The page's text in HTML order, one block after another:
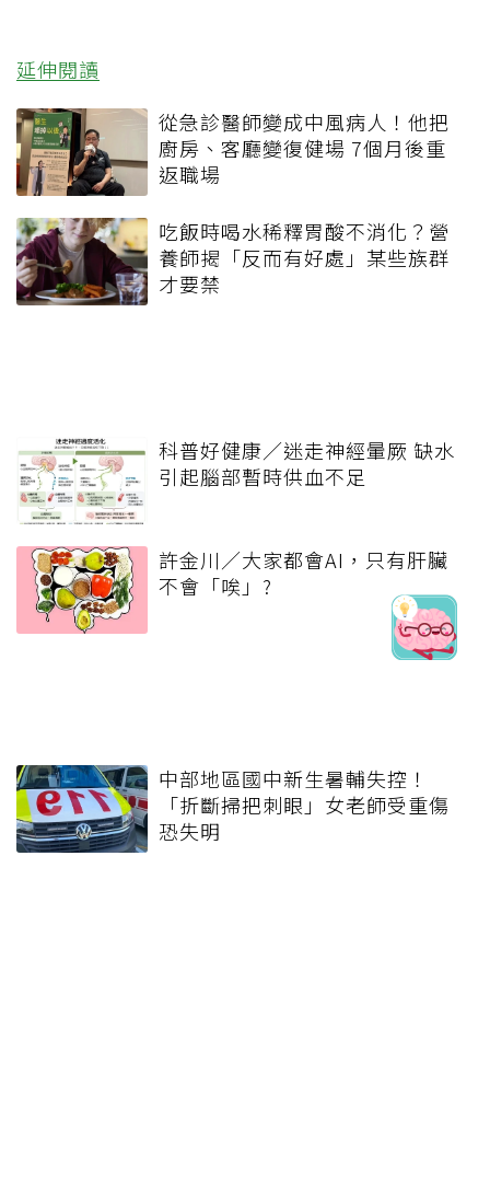
延伸閱讀
從急診醫師變成中風病人！他把
廚房、客廳變復健場 7個月後重
返職場
吃飯時喝水稀釋胃酸不消化？營
養師揭「反而有好處」某些族群
才要禁
科普好健康／迷走神經暈厥 缺水
引起腦部暫時供血不足
許金川／大家都會AI，只有肝臟
不會「唉」?
中部地區國中新生暑輔失控！
「折斷掃把刺眼」女老師受重傷
恐失明